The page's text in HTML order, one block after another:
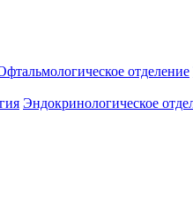
отделение
Эндокринологическое